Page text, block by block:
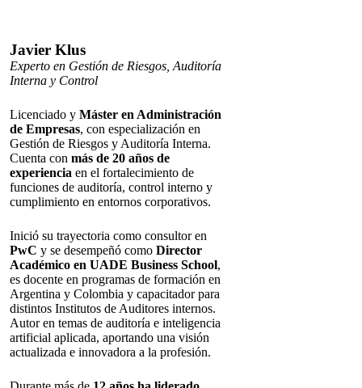
Javier Klus
Experto en Gestión de Riesgos, Auditoría
Interna y Control
Licenciado y Máster en Administración
de Empresas, con especialización en
Gestión de Riesgos y Auditoría Interna.
Cuenta con más de 20 años de
experiencia en el fortalecimiento de
funciones de auditoría, control interno y
cumplimiento en entornos corporativos.
Inició su trayectoria como consultor en
PwC y se desempeñó como Director
Académico en UADE Business School,
es docente en programas de formación en
Argentina y Colombia y capacitador para
distintos Institutos de Auditores internos.
Autor en temas de auditoría e inteligencia
artificial aplicada, aportando una visión
actualizada e innovadora a la profesión.